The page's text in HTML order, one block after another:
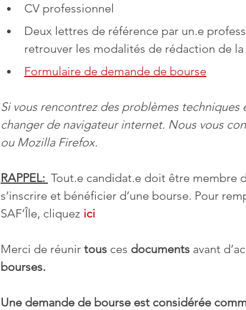
CV professionnel
Deux lettres de référence par un.e
retrouver les modalités de rédaction de
Formulaire de demande de bourse
Si vous rencontrez des problèmes
changer de navigateur internet. Nous vous
ou Mozilla Firefox.
RAPPEL: Tout.e candidat.e doit être membre
s’inscrire et bénéficier d’une bourse. Pour
SAF’Île, cliquez ici
Merci de réunir tous ces documents avant
bourses.
Une demande de bourse est considérée